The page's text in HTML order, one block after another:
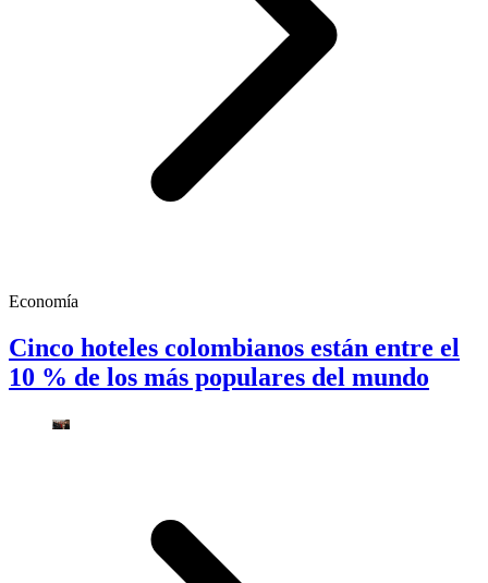
Economía
Cinco hoteles colombianos están entre el
10 % de los más populares del mundo